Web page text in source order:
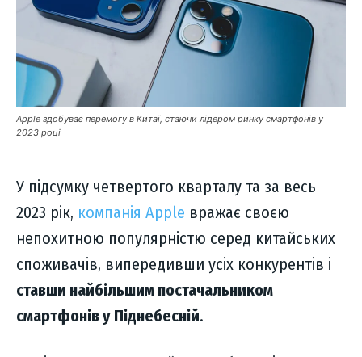
Apple здобуває перемогу в Китаї, стаючи лідером ринку смартфонів у
2023 році
У підсумку четвертого кварталу та за весь
2023 рік, компанія Apple вражає своєю
непохитною популярністю серед китайських
споживачів, випередивши усіх конкурентів і
ставши найбільшим постачальником
смартфонів у Піднебесній.